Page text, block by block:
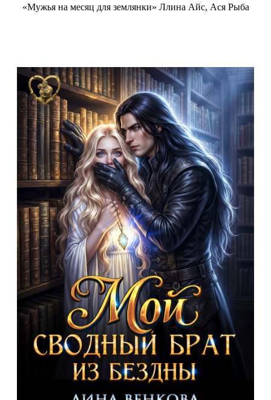
«Мужья на месяц для землянки» Ллина Айс, Ася Рыба